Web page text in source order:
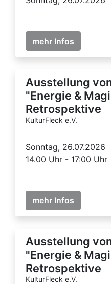
mehr Infos
Ausstellung
"Energie &
Retrospektive
KulturFleck e.V.
Sonntag, 26.07.2026
14.00 Uhr - 17:00 Uhr
mehr Infos
Ausstellung
"Energie &
Retrospektive
KulturFleck e.V.